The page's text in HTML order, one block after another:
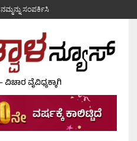
ನಮ್ಮನ್ನು ಸಂಪರ್ಕಿಸಿ